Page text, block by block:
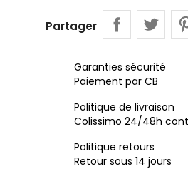
Partager
Garanties sécurité
Paiement par CB
Politique de livraison
Colissimo 24/48h
Politique retours
Retour sous 14 jours